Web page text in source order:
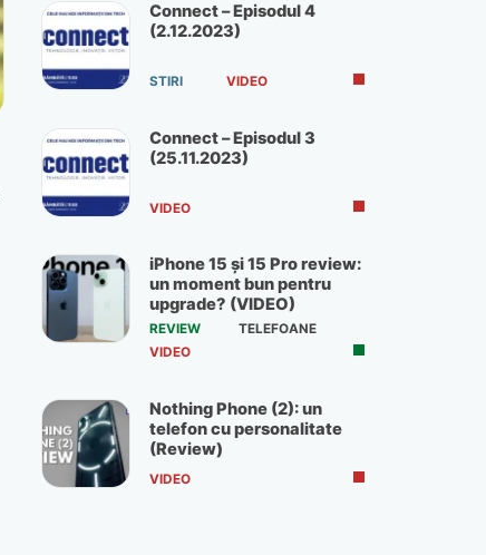
Connect – Episodul 4
(2.12.2023)
STIRI VIDEO
Connect – Episodul 3
(25.11.2023)
VIDEO
iPhone 15 și 15 Pro review:
un moment bun pentru
upgrade? (VIDEO)
REVIEW
TELEFOANE
VIDEO
Nothing Phone (2): un
telefon cu personalitate
(Review)
VIDEO